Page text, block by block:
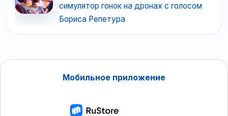
симулятор гонок на дронах с голосом
Бориса Репетура
Мобильное приложение